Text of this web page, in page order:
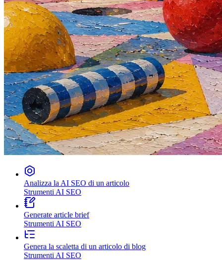
Analizza la AI SEO di un articolo
Strumenti AI SEO
Generate article brief
Strumenti AI SEO
Genera la scaletta di un articolo di blog
Strumenti AI SEO